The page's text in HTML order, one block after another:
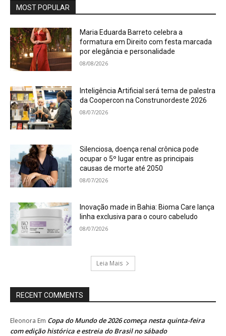
MOST POPULAR
Maria Eduarda Barreto celebra a
formatura em Direito com festa marcada
por elegância e personalidade
08/08/2026
Inteligência Artificial será tema de palestra
da Coopercon na Construnordeste 2026
08/07/2026
Silenciosa, doença renal crônica pode
ocupar o 5º lugar entre as principais
causas de morte até 2050
08/07/2026
Inovação made in Bahia: Bioma Care lança
linha exclusiva para o couro cabeludo
08/07/2026
Leia Mais
RECENT COMMENTS
Eleonora Em Copa do Mundo de 2026 começa nesta quinta-feira
com edição histórica e estreia do Brasil no sábado